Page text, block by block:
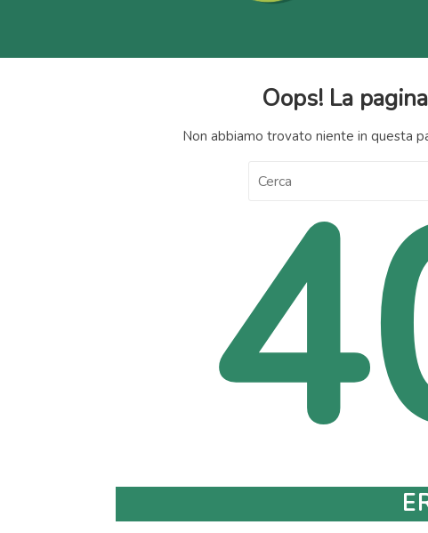
Oops! La
Non abbiamo trovato niente in questa